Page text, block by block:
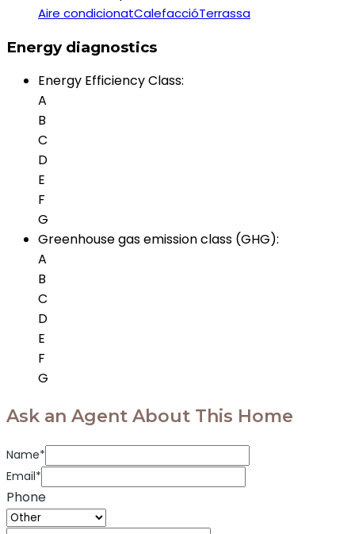
Aire condicionatCalefaccióTerrassa
Energy diagnostics
Energy Efficiency Class:
A
B
C
D
E
F
G
Greenhouse gas emission class (GHG):
A
B
C
D
E
F
G
Ask an Agent About This Home
Name*
Email*
Phone